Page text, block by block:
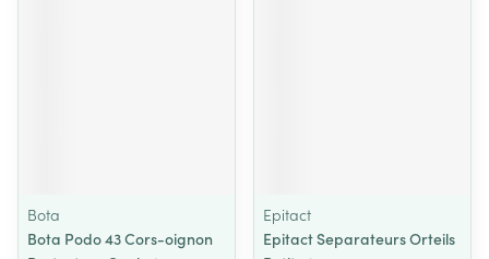
Bota
Bota Podo 43 Cors-oignon
Epitact
Epitact Separateurs Orteils